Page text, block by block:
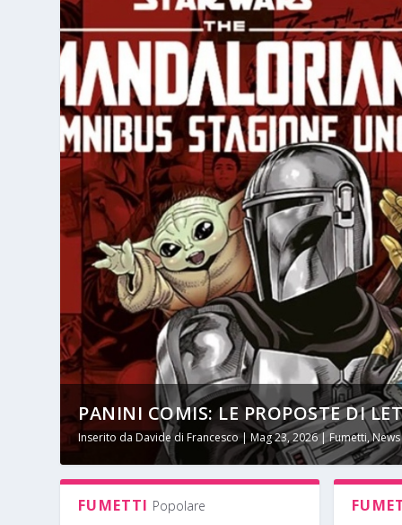
PANINI COMIS: LE PROPOSTE DI
Inserito daDavide di Francesco| Mag 23, 2026| Fumetti,News
FUMETTI Popolare